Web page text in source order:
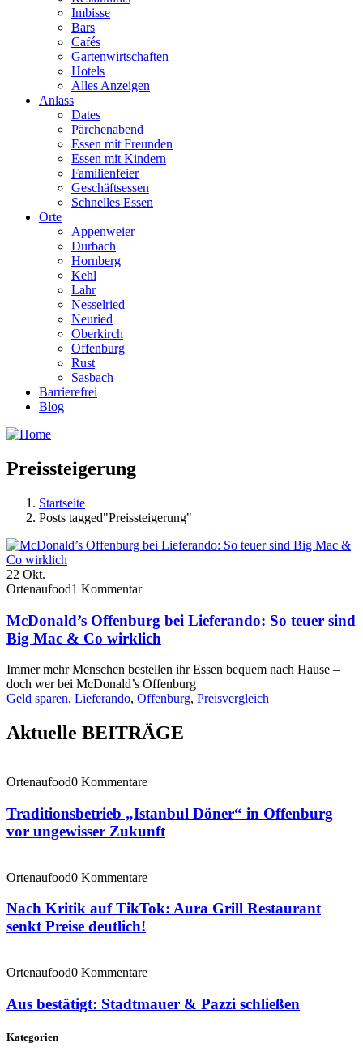
Imbisse
Bars
Cafés
Gartenwirtschaften
Hotels
Alles Anzeigen
Anlass
Dates
Pärchenabend
Essen mit Freunden
Essen mit Kindern
Familienfeier
Geschäftsessen
Schnelles Essen
Orte
Appenweier
Durbach
Hornberg
Kehl
Lahr
Nesselried
Neuried
Oberkirch
Offenburg
Rust
Sasbach
Barrierefrei
Blog
Preissteigerung
Startseite
Posts tagged"Preissteigerung"
22 Okt.
Ortenaufood1 Kommentar
McDonald’s Offenburg bei Lieferando: So teuer sind
Big Mac & Co wirklich
Immer mehr Menschen bestellen ihr Essen bequem nach Hause –
doch wer bei McDonald’s Offenburg
Geld sparen, Lieferando, Offenburg, Preisvergleich
Aktuelle BEITRÄGE
Ortenaufood0 Kommentare
Traditionsbetrieb „Istanbul Döner“ in Offenburg
vor ungewisser Zukunft
Ortenaufood0 Kommentare
Nach Kritik auf TikTok: Aura Grill Restaurant
senkt Preise deutlich!
Ortenaufood0 Kommentare
Aus bestätigt: Stadtmauer & Pazzi schließen
Kategorien